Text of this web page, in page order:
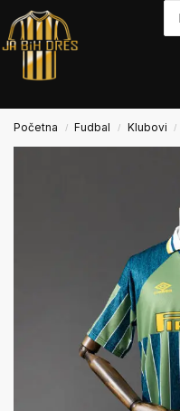
Početna / Fudbal / Klubovi /